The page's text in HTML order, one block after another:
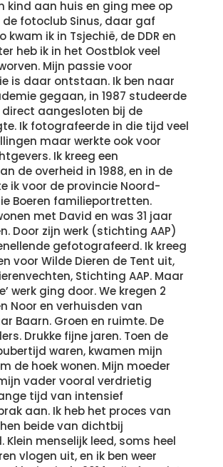
kind aan huis en ging mee op
de fotoclub Sinus, daar gaf
kwam ik in Tsjechië, de DDR en
heb ik in het Oostblok veel
Mijn passie voor
is daar ontstaan. Ik ben naar
gegaan, in 1987 studeerde
direct aangesloten bij de
Ik fotografeerde in die tijd veel
maar werkte ook voor
Ik kreeg een
de overheid in 1988, en in de
ik voor de provincie Noord-
Boeren familieportretten.
met David en was 31 jaar
Door zijn werk (stichting AAP)
gefotografeerd. Ik kreeg
voor Wilde Dieren de Tent uit,
Stichting AAP. Maar
werk ging door. We kregen 2
Noor en verhuisden van
Baarn. Groen en ruimte. De
Drukke fijne jaren. Toen de
waren, kwamen mijn
de hoek wonen. Mijn moeder
vader vooral verdrietig
tijd van intensief
aan. Ik heb het proces van
beide van dichtbij
menselijk leed, soms heel
vlogen uit, en ik ben weer